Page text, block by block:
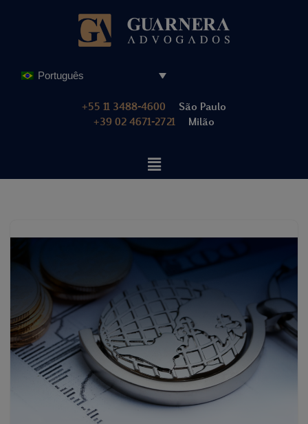
Português
+55 11 3488-4600 São Paulo
+39 02 4671-2721 Milão